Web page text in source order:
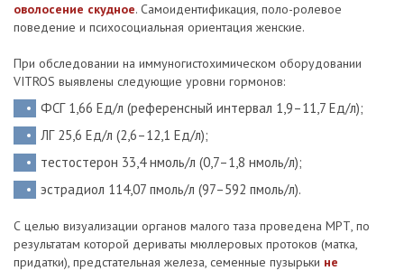
оволосение скудное. Самоидентификация, поло-ролевое
поведение и психосоциальная ориентация женские.
При обследовании на иммуногистохимическом оборудовании
VITROS выявлены следующие уровни гормонов:
ФСГ 1,66 Ед/л (референсный интервал 1,9–11,7 Ед/л);
ЛГ 25,6 Ед/л (2,6–12,1 Ед/л);
тестостерон 33,4 нмоль/л (0,7–1,8 нмоль/л);
эстрадиол 114,07 пмоль/л (97–592 пмоль/л).
С целью визуализации органов малого таза проведена МРТ, по
результатам которой дериваты мюллеровых протоков (матка,
придатки), предстательная железа, семенные пузырьки не